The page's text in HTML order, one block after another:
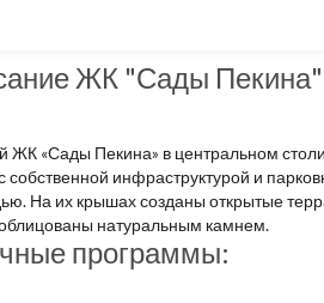
ЖК "Сады Пекина"
ЖК «Сады Пекина» в центральном
собственной инфраструктурой и
На их крышах созданы открытые
натуральным камнем.
программы: